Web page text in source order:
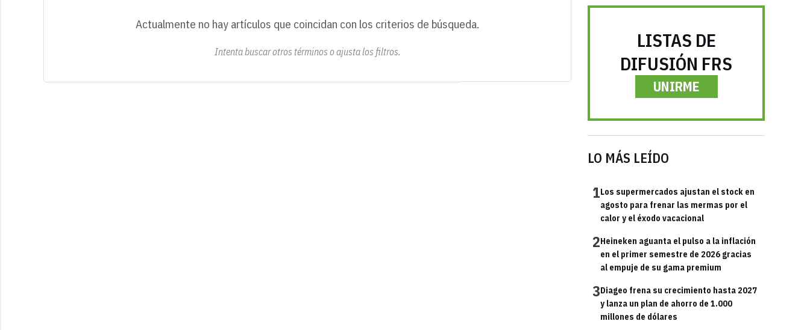
Actualmente no hay artículos que coincidan con los criterios de búsqueda.
Intenta buscar otros términos o ajusta los filtros.
LISTAS DE
DIFUSIÓN FRS
UNIRME
LO MÁS LEÍDO
1Los supermercados ajustan el stock en
agosto para frenar las mermas por el
calor y el éxodo vacacional
2Heineken aguanta el pulso a la inflación
en el primer semestre de 2026 gracias
al empuje de su gama premium
3Diageo frena su crecimiento hasta 2027
y lanza un plan de ahorro de 1.000
millones de dólares